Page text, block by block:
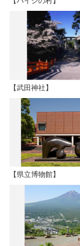
【武田神社】
【県立博物館】